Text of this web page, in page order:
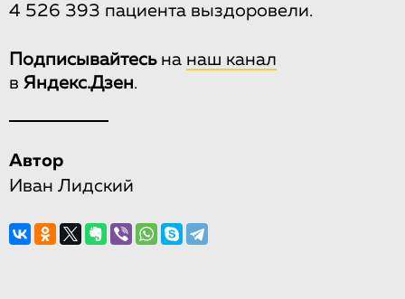
4 526 393 пациента выздоровели.
Подписывайтесьна наш канал
в Яндекс.Дзен.
Автор
Иван Лидский